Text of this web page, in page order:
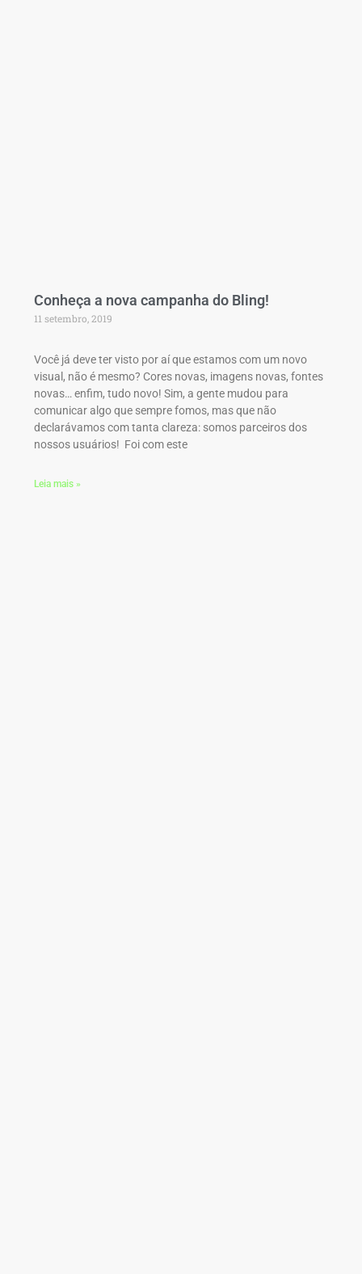
Conheça a nova campanha do Bling!
11 setembro, 2019
Você já deve ter visto por aí que estamos com um novo
visual, não é mesmo? Cores novas, imagens novas, fontes
novas… enfim, tudo novo! Sim, a gente mudou para
comunicar algo que sempre fomos, mas que não
declarávamos com tanta clareza: somos parceiros dos
nossos usuários! Foi com este
Leia mais »